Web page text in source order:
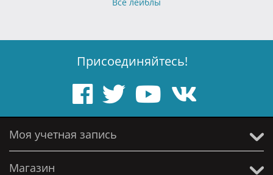
Присоединяйтесь!
Моя учетная запись
Магазин